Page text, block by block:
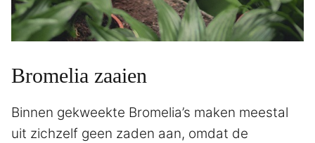
Bromelia zaaien
Binnen gekweekte Bromelia’s maken meestal
uit zichzelf geen zaden aan, omdat de